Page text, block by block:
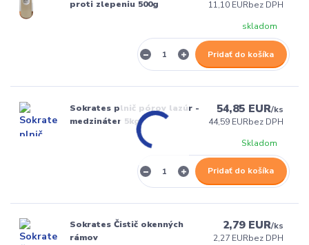
proti zlepeniu 500g 11,10 EURbez DPH
skladom
Pridať do košíka
Sokrates plnič pórov lazúr -
medzináter 5kg
54,85 EUR/ks
44,59 EURbez DPH
Skladom
Pridať do košíka
Sokrates Čistič okenných
rámov
2,79 EUR/ks
2,27 EURbez DPH